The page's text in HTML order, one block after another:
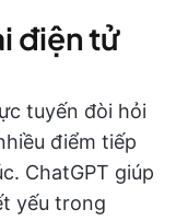
điện tử
tuyến đòi hỏi
điểm tiếp
ChatGPT giúp
yếu trong